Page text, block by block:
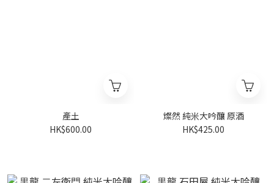
產土
HK$600.00
燦然 純米大吟釀 原酒
HK$425.00